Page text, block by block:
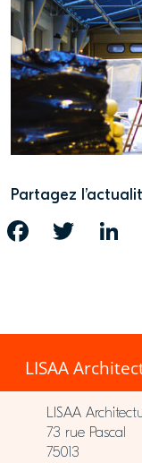
Partagez
FACEBOOK TWITTER
LISAA
LISAA
73 rue Pascal
75013